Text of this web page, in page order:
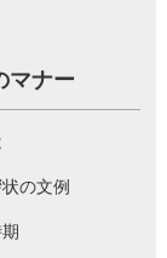
マナー
の文例